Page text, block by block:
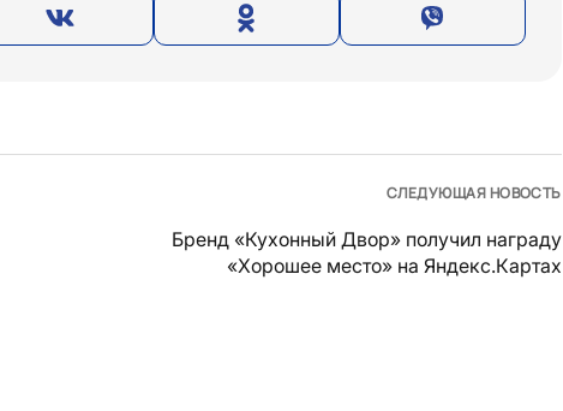
СЛЕДУЮЩАЯ НОВОСТЬ
Бренд «Кухонный Двор» получил награду
«Хорошее место» на Яндекс.Картах